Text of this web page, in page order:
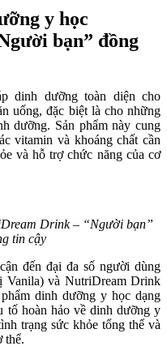
y học
bạn” đồng
dinh dưỡng toàn diện cho
uống, đặc biệt là cho những
dưỡng. Sản phẩm này cung
vitamin và khoáng chất cần
và hỗ trợ chức năng của cơ
Drink – “Người bạn”
tin cậy
đến đại đa số người dùng
và NutriDream Drink
dinh dưỡng y học dạng
tố hoàn hảo về dinh dưỡng y
trạng sức khỏe tổng thể và
thể.